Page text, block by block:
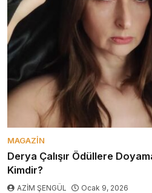
MAGAZIN
Derya Çalışır Ödüllere
Kimdir?
AZİM ŞENGÜL Ocak 9, 2026